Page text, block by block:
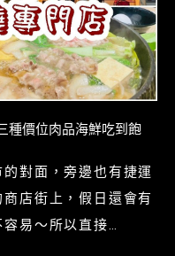
種價位肉品海鮮吃到飽
對面，旁邊也有捷運
店街上，假日還會有
易～所以直接